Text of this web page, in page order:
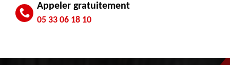
Appeler gratuitement
05 33 06 18 10